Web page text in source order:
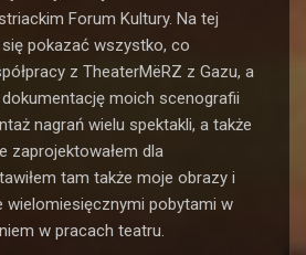
Forum Kultury. Na tej
pokazać wszystko, co
z TheaterMëRZ z Gazu, a
moich scenografii
nagrań wielu spektakli, a także
zaprojektowałem dla
tam także moje obrazy i
wielomiesięcznymi pobytami w
w pracach teatru.